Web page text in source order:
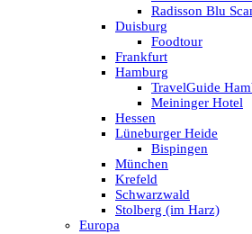
Radisson Blu
Duisburg
Foodtour
Frankfurt
Hamburg
TravelGuide
Meininger Hotel
Hessen
Lüneburger Heide
Bispingen
München
Krefeld
Schwarzwald
Stolberg (im Harz)
Europa